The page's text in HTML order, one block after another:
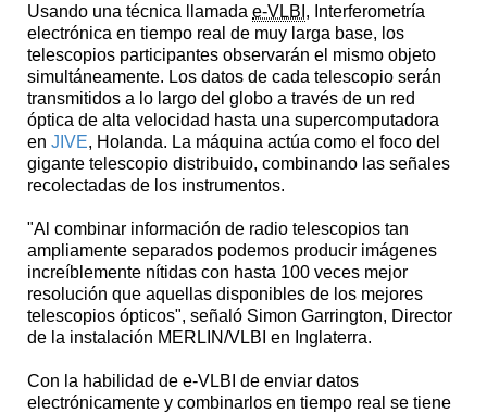
Usando una técnica llamada e-VLBI , Interferometría
electrónica en tiempo real de muy larga base, los
telescopios participantes observarán el mismo objeto
simultáneamente. Los datos de cada telescopio serán
transmitidos a lo largo del globo a través de un red
óptica de alta velocidad hasta una supercomputadora
en JIVE, Holanda. La máquina actúa como el foco del
gigante telescopio distribuido, combinando las señales
recolectadas de los instrumentos.
"Al combinar información de radio telescopios tan
ampliamente separados podemos producir imágenes
increíblemente nítidas con hasta 100 veces mejor
resolución que aquellas disponibles de los mejores
telescopios ópticos", señaló Simon Garrington, Director
de la instalación MERLIN/VLBI en Inglaterra.
Con la habilidad de e-VLBI de enviar datos
electrónicamente y combinarlos en tiempo real se tiene